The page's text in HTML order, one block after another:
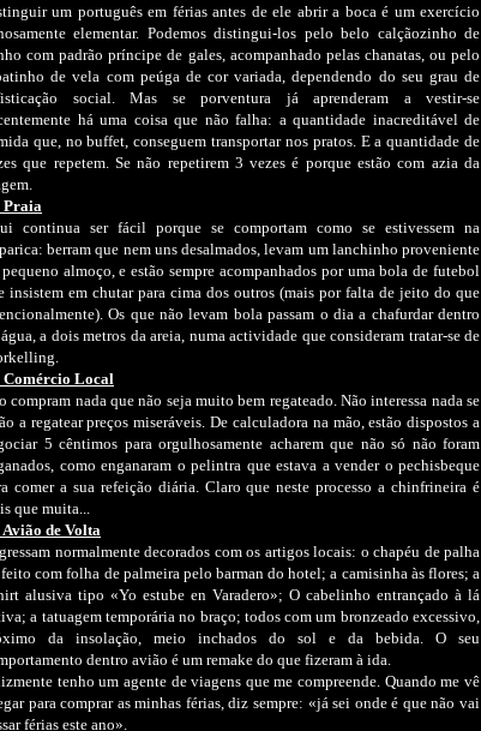
um português em férias antes de ele abrir a boca é um exercício
elementar. Podemos distingui-los pelo belo calçãozinho de
com padrão príncipe de gales, acompanhado pelas chanatas, ou pelo
de vela com peúga de cor variada, dependendo do seu grau de
social. Mas se porventura já aprenderam a vestir-se
há uma coisa que não falha: a quantidade inacreditável de
que, no buffet, conseguem transportar nos pratos. E a quantidade de
que repetem. Se não repetirem 3 vezes é porque estão com azia da
Praia
continua ser fácil porque se comportam como se estivessem na
berram que nem uns desalmados, levam um lanchinho proveniente
almoço, e estão sempre acompanhados por uma bola de futebol
insistem em chutar para cima dos outros (mais por falta de jeito do que
Os que não levam bola passam o dia a chafurdar dentro
a dois metros da areia, numa actividade que consideram tratar-se de
Comércio Local
compram nada que não seja muito bem regateado. Não interessa nada se
a regatear preços miseráveis. De calculadora na mão, estão dispostos a
5 cêntimos para orgulhosamente acharem que não só não foram
como enganaram o pelintra que estava a vender o pechisbeque
comer a sua refeição diária. Claro que neste processo a chinfrineira é
que muita...
Avião de Volta
normalmente decorados com os artigos locais: o chapéu de palha
com folha de palmeira pelo barman do hotel; a camisinha às flores; a
alusiva tipo «Yo estube en Varadero»; O cabelinho entrançado à lá
a tatuagem temporária no braço; todos com um bronzeado excessivo,
da insolação, meio inchados do sol e da bebida. O seu
dentro avião é um remake do que fizeram à ida.
tenho um agente de viagens que me compreende. Quando me vê
para comprar as minhas férias, diz sempre: «já sei onde é que não vai
férias este ano».